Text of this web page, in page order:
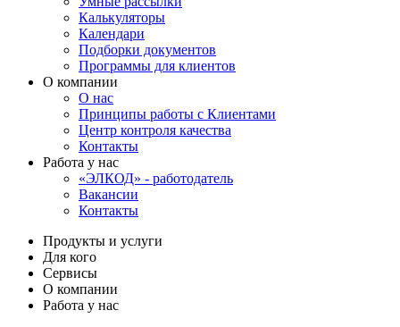
Калькуляторы
Календари
Подборки документов
Программы для клиентов
О компании
О нас
Принципы работы с Клиентами
Центр контроля качества
Контакты
Работа у нас
«ЭЛКОД» - работодатель
Вакансии
Контакты
Продукты и услуги
Для кого
Сервисы
О компании
Работа у нас